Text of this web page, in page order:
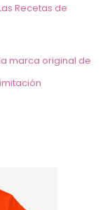
Recetas de
marca original de